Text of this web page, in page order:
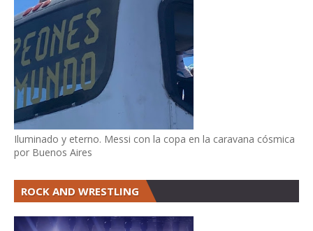
Iluminado y eterno. Messi con la copa en la caravana cósmica
por Buenos Aires
ROCK AND WRESTLING